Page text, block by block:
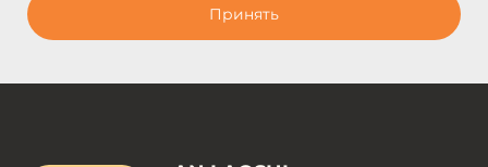
Принять